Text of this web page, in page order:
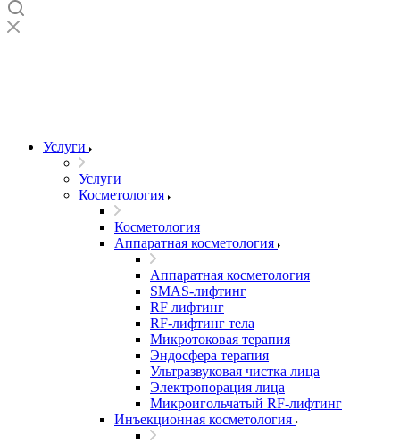
Услуги
Услуги
Косметология
Косметология
Аппаратная косметология
Аппаратная косметология
SMAS-лифтинг
RF лифтинг
RF-лифтинг тела
Микротоковая терапия
Эндосфера терапия
Ультразвуковая чистка лица
Электропорация лица
Микроигольчатый RF-лифтинг
Инъекционная косметология